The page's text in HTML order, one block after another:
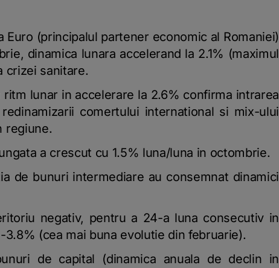
(principalul partener economic al Romaniei)
dinamica lunara accelerand la 2.1% (maximul
crizei sanitare.
lunar in accelerare la 2.6% confirma intrarea
comertului international si mix-ului
regiune.
a crescut cu 1.5% luna/luna in octombrie.
de bunuri intermediare au consemnat dinamici
negativ, pentru a 24-a luna consecutiv in
(cea mai buna evolutie din februarie).
de capital (dinamica anuala de declin in